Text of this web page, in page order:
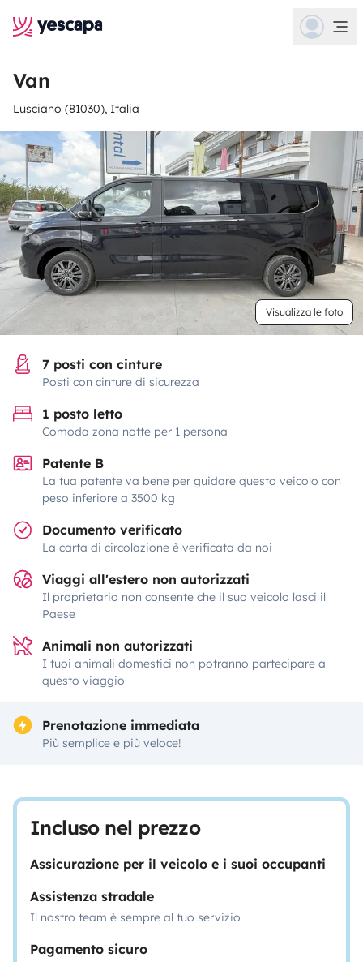
Van
Lusciano (81030), Italia
Visualizza le foto
7 posti con cinture
Posti con cinture di sicurezza
1 posto letto
Comoda zona notte per 1 persona
Patente B
La tua patente va bene per guidare questo veicolo con
peso inferiore a 3500 kg
Documento verificato
La carta di circolazione è verificata da noi
Viaggi all'estero non autorizzati
Il proprietario non consente che il suo veicolo lasci il
Paese
Animali non autorizzati
I tuoi animali domestici non potranno partecipare a
questo viaggio
Prenotazione immediata
Più semplice e più veloce!
Incluso nel prezzo
Assicurazione per il veicolo e i suoi occupanti
Assistenza stradale
Il nostro team è sempre al tuo servizio
Pagamento sicuro